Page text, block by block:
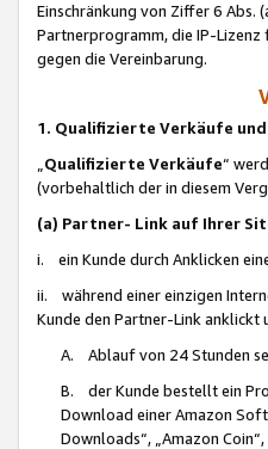
Einschränkung von Ziffer 6 Abs.
Partnerprogramm, die IP-
gegen die Vereinbarung.
1. Qualifizierte Verkäufe
Qualifizierte Verkäufe“
(vorbehaltlich der in diesem
(a) Partner- Link auf Ihrer
i. ein Kunde durch Anklicken
ii. während einer einzigen
Kunde den Partner-Link
A. Ablauf von 24 Stunden
B. der Kunde bestellt ein
Download einer Amazon
Downloads“, „Amazon